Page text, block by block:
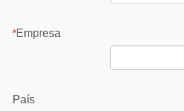
*Empresa
País